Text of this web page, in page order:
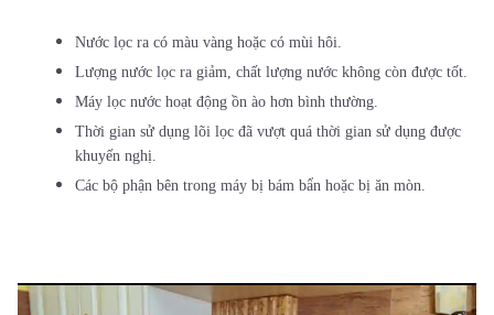
Nước lọc ra có màu vàng hoặc có mùi hôi.
Lượng nước lọc ra giảm, chất lượng nước không còn được tốt.
Máy lọc nước hoạt động ồn ào hơn bình thường.
Thời gian sử dụng lõi lọc đã vượt quá thời gian sử dụng được
khuyến nghị.
Các bộ phận bên trong máy bị bám bẩn hoặc bị ăn mòn.